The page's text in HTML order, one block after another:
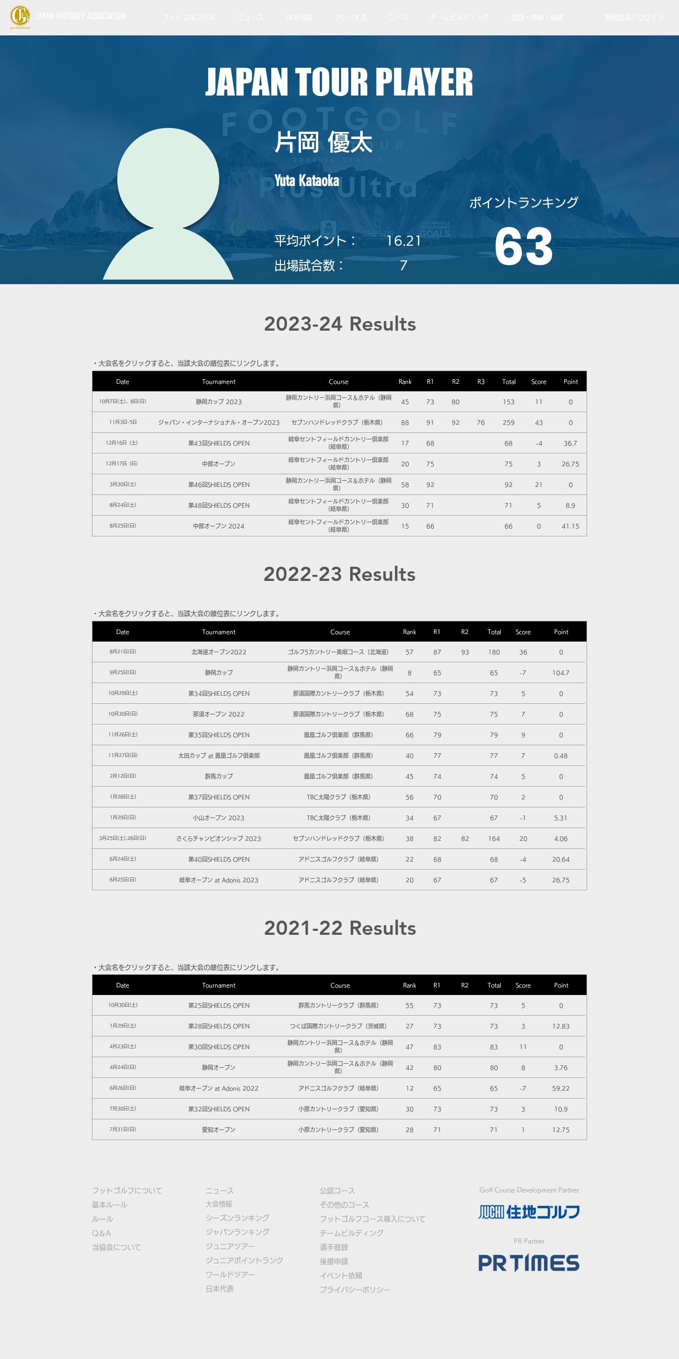
JAPAN TOUR PLAYER
片岡 優太
Yuta Kataoka
​ポイントランキング
平均ポイント： 16.21
​出場試合数： 7 63
2023-24 Results
​・大会名をクリックすると、当該大会の順位表にリンクします。
Date Tournament Course Rank R1 R2 R3 Total Score Point
10月7日(土)、8日(日) 静岡カップ 2023
静岡カントリー浜岡コース＆ホテル（静岡
県）
45 73 80 153 11 0
11月3日-5日 ジャパン・インターナショナル・オープン2023 セブンハンドレッドクラブ（栃木県） 88 91 92 76 259 43 0
12月16日（土） 第43回SHIELDS OPEN
岐阜セントフィールドカントリー倶楽部
（岐阜県）
17 68 68 -4 36.7
12月17日（日） 中部オープン
岐阜セントフィールドカントリー倶楽部
（岐阜県）
20 75 75 3 26.75
3月30日(土) 第46回SHIELDS OPEN
静岡カントリー浜岡コース＆ホテル（静岡
県）
58 92 92 21 0
8月24日(土) 第48回SHIELDS OPEN
岐阜セントフィールドカントリー倶楽部
（岐阜県）
30 71 71 5 8.9
8月25日(日) 中部オープン 2024
岐阜セントフィールドカントリー倶楽部
（岐阜県）
15 66 66 0 41.15
2022-23 Results
​・大会名をクリックすると、当該大会の順位表にリンクします。
Date Tournament Course Rank R1 R2 Total Score Point
8月21日(日) 北海道オープン2022 ゴルフ5カントリー美唄コース（北海道） 57 87 93 180 36 0
9月25日(日) 静岡カップ
静岡カントリー浜岡コース＆ホテル（静岡
県）
8 65 65 -7 104.7
10月29日(土) 第34回SHIELDS OPEN 那須国際カントリークラブ（栃木県） 54 73 73 5 0
10月30日(日) 那須オープン 2022 那須国際カントリークラブ（栃木県） 68 75 75 7 0
11月26日(土) 第35回SHIELDS OPEN 鳳凰ゴルフ倶楽部（群馬県） 66 79 79 9 0
11月27日(日) 太田カップ at 鳳凰ゴルフ倶楽部 鳳凰ゴルフ倶楽部（群馬県） 40 77 77 7 0.48
2月12日(日) 群馬カップ 鳳凰ゴルフ倶楽部（群馬県） 45 74 74 5 0
1月28日(土) 第37回SHIELDS OPEN TBC太陽クラブ（栃木県） 56 70 70 2 0
1月29日(日) 小山オープン 2023 TBC太陽クラブ（栃木県） 34 67 67 -1 5.31
3月25日(土),26日(日) さくらチャンピオンシップ 2023 セブンハンドレッドクラブ（栃木県） 38 82 82 164 20 4.06
6月24日(土) 第40回SHIELDS OPEN アドニスゴルフクラブ（岐阜県） 22 68 68 -4 20.64
6月25日(日) 岐阜オープン at Adonis 2023 アドニスゴルフクラブ（岐阜県） 20 67 67 -5 26.75
2021-22 Results
​・大会名をクリックすると、当該大会の順位表にリンクします。
Date Tournament Course Rank R1 R2 Total Score Point
10月30日(土) 第25回SHIELDS OPEN 群馬カントリークラブ（群馬県） 55 73 73 5 0
1月29日(土) 第28回SHIELDS OPEN つくば国際カントリークラブ（茨城県） 27 73 73 3 12.83
4月23日(土) 第30回SHIELDS OPEN
静岡カントリー浜岡コース＆ホテル（静岡
県）
47 83 83 11 0
4月24日(日) 静岡オープン
静岡カントリー浜岡コース＆ホテル（静岡
県）
42 80 80 8 3.76
6月26日(日) 岐阜オープン at Adonis 2022 アドニスゴルフクラブ（岐阜県） 12 65 65 -7 59.22
7月30日(土) 第32回SHIELDS OPEN 小原カントリークラブ（愛知県） 30 73 73 3 10.9
7月31日(日) 愛知オープン 小原カントリークラブ（愛知県） 28 71 71 1 12.75
フットゴルフについて
基本ルール
ルール
Q＆A
​当協会について
​ニュース
大会情報
シーズンランキング
ジャパンランキング
ジュニアツアー
ジュニアポイントランク
​ワールドツアー
​​日本代表
公認コース
​その他のコース
​ フットゴルフコース導入について
​チームビルディング
選手登録​
​後援申請
​イベント依頼
プライバシーポリシー
Golf Course Development Partner
PR Partner